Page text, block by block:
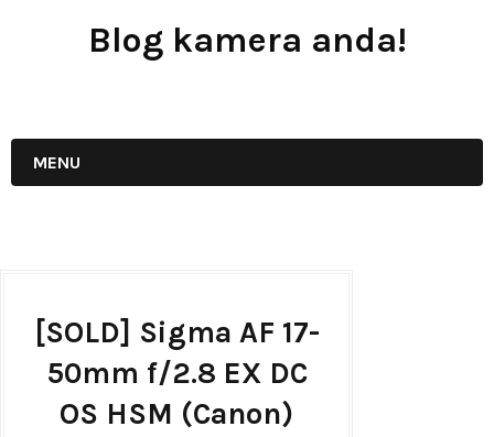
Blog kamera anda!
MENU
[SOLD] Sigma AF 17-
50mm f/2.8 EX DC
OS HSM (Canon)